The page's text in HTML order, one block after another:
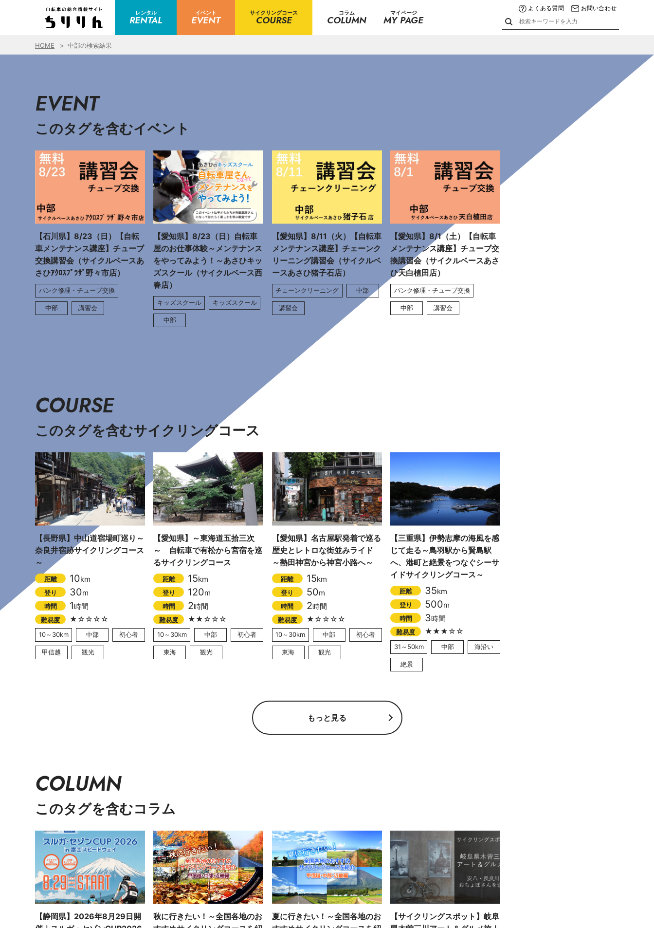
レンタル
RENTAL
イベント
EVENT
サイクリングコース
COURSE
コラム
COLUMN
マイページ
MY PAGE
よくある質問 お問い合わせ
HOME 中部の検索結果
EVENT
このタグを含むイベント
【石川県】8/23（日）【自転
車メンテナンス講座】チューブ
交換講習会（サイクルベースあ
さひｱｸﾛｽﾌﾟﾗｻﾞ野々市店）
パンク修理・チューブ交換
中部 講習会
【愛知県】8/23（日）自転車
屋のお仕事体験～メンテナンス
をやってみよう！～あさひキッ
ズスクール（サイクルベース西
春店）
キッズスクール キッズスクール
中部
【愛知県】8/11（火）【自転車
メンテナンス講座】チェーンク
リーニング講習会（サイクルベ
ースあさひ猪子石店）
チェーンクリーニング 中部
講習会
【愛知県】8/1（土）【自転車
メンテナンス講座】チューブ交
換講習会（サイクルベースあさ
ひ天白植田店）
パンク修理・チューブ交換
中部 講習会
COURSE
このタグを含むサイクリングコース
【長野県】中山道宿場町巡り～
奈良井宿跡サイクリングコース
～
距離 10km
登り 30m
時間 1時間
難易度 ★☆☆☆☆
10～30km 中部 初心者
甲信越 観光
【愛知県】～東海道五拾三次
～ 自転車で有松から宮宿を巡
るサイクリングコース
距離 15km
登り 120m
時間 2時間
難易度 ★★☆☆☆
10～30km 中部 初心者
東海 観光
【愛知県】名古屋駅発着で巡る
歴史とレトロな街並みライド
～熱田神宮から神宮小路へ～
距離 15km
登り 50m
時間 2時間
難易度 ★☆☆☆☆
10～30km 中部 初心者
東海 観光
【三重県】伊勢志摩の海風を感
じて走る～鳥羽駅から賢島駅
へ、港町と絶景をつなぐシーサ
イドサイクリングコース～
距離 35km
登り 500m
時間 3時間
難易度 ★★★☆☆
31～50km 中部 海沿い
絶景
もっと見る
COLUMN
このタグを含むコラム
【静岡県】2026年8月29日開
秋に行きたい！～全国各地のお
夏に行きたい！～全国各地のお
【サイクリングスポット】岐阜